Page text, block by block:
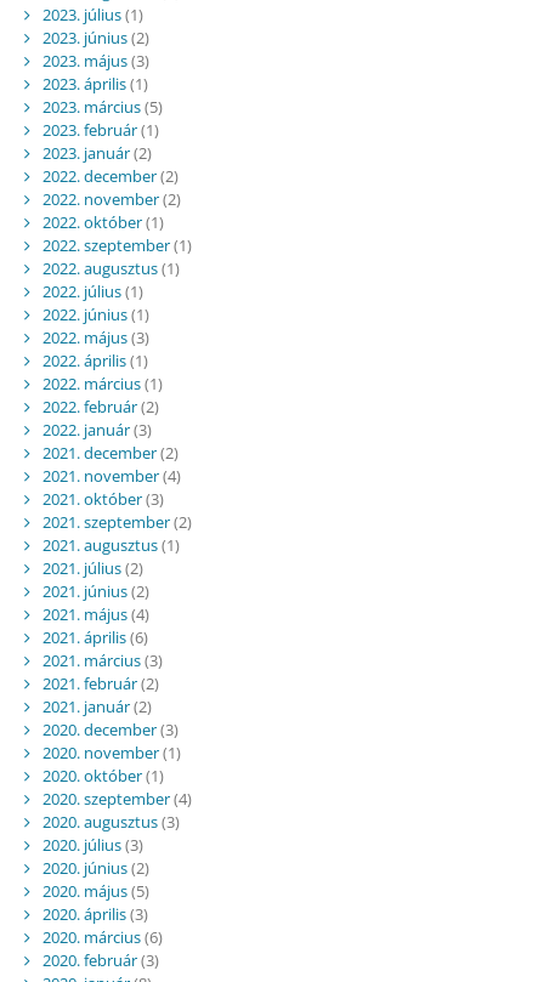
2023. július(1)
2023. június(2)
2023. május(3)
2023. április(1)
2023. március(5)
2023. február(1)
2023. január(2)
2022. december(2)
2022. november(2)
2022. október(1)
2022. szeptember(1)
2022. augusztus(1)
2022. július(1)
2022. június(1)
2022. május(3)
2022. április(1)
2022. március(1)
2022. február(2)
2022. január(3)
2021. december(2)
2021. november(4)
2021. október(3)
2021. szeptember(2)
2021. augusztus(1)
2021. július(2)
2021. június(2)
2021. május(4)
2021. április(6)
2021. március(3)
2021. február(2)
2021. január(2)
2020. december(3)
2020. november(1)
2020. október(1)
2020. szeptember(4)
2020. augusztus(3)
2020. július(3)
2020. június(2)
2020. május(5)
2020. április(3)
2020. március(6)
2020. február(3)